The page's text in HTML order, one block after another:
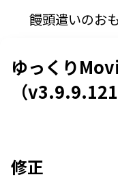
饅頭遣いのお
ゆっくり
（v3.9.9.121
修正